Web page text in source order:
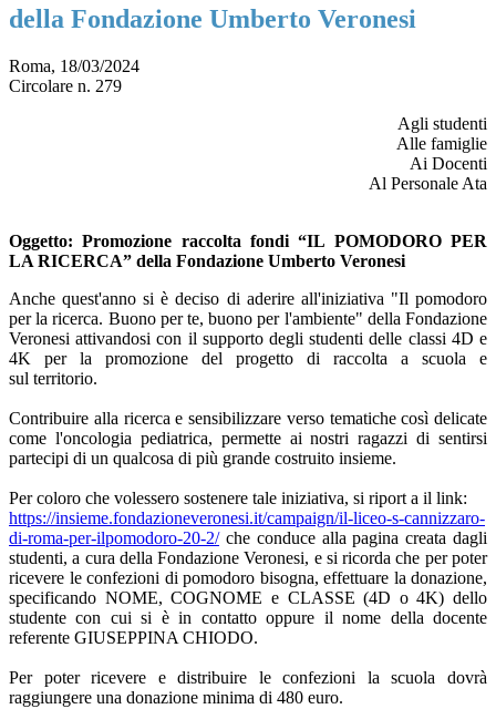
della Fondazione Umberto Veronesi
Roma, 18/03/2024
Circolare n. 279
Agli studenti
Alle famiglie
Ai Docenti
Al Personale Ata
Oggetto: Promozione raccolta fondi “IL POMODORO PER
LA RICERCA” della Fondazione Umberto Veronesi
Anche quest'anno si è deciso di aderire all'iniziativa "Il pomodoro
per la ricerca. Buono per te, buono per l'ambiente" della Fondazione
Veronesi attivandosi con il supporto degli studenti delle classi 4D e
4K per la promozione del progetto di raccolta a scuola e
sul territorio.
Contribuire alla ricerca e sensibilizzare verso tematiche così delicate
come l'oncologia pediatrica, permette ai nostri ragazzi di sentirsi
partecipi di un qualcosa di più grande costruito insieme.
Per coloro che volessero sostenere tale iniziativa, si riport a il link:
https://insieme.fondazioneveronesi.it/campaign/il-liceo-s-cannizzaro-
di-roma-per-ilpomodoro-20-2/che conduce alla pagina creata dagli
studenti, a cura della Fondazione Veronesi, e si ricorda che per poter
ricevere le confezioni di pomodoro bisogna, effettuare la donazione,
specificando NOME, COGNOME e CLASSE (4D o 4K) dello
studente con cui si è in contatto oppure il nome della docente
referente GIUSEPPINA CHIODO.
Per poter ricevere e distribuire le confezioni la scuola dovrà
raggiungere una donazione minima di 480 euro.